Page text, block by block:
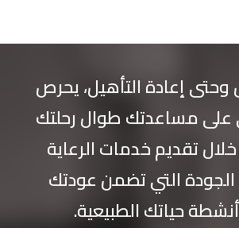
إعادة التأهيل، يحرص
على مساعدتك طوال رحلتك
تقديم خدمات الرعاية
الجودة التي تضمن عودتك
حياتك الطبيعية.